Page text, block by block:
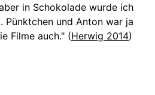
in Schokolade wurde ich
Pünktchen und Anton war ja
Filme auch." (Herwig 2014)